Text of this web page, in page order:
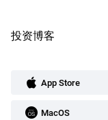
投资博客
App Store
MacOS